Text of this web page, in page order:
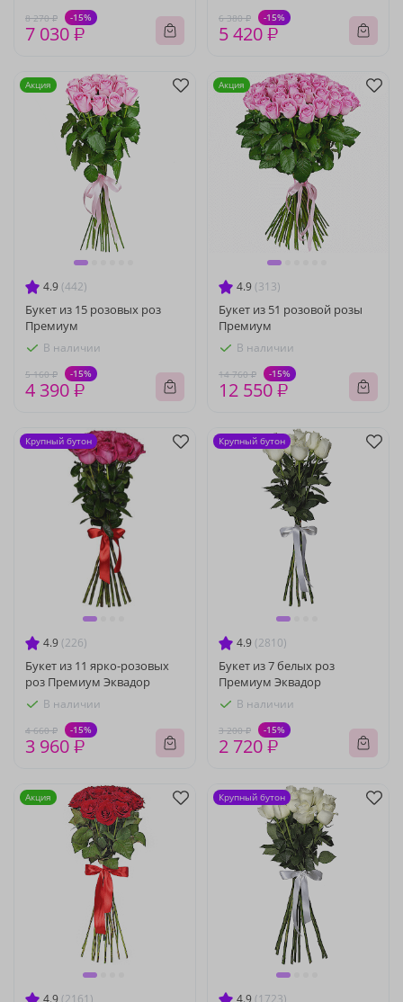
8 270 ₽ -15%
7 030 ₽
6 380 ₽ -15%
5 420 ₽
4.9 (442)
Букет из 15 розовых роз
Премиум
В наличии
5 160 ₽ -15%
4 390 ₽
Акция
4.9 (313)
Букет из 51 розовой розы
Премиум
В наличии
14 760 ₽ -15%
12 550 ₽
Акция
4.9 (226)
Букет из 11 ярко-розовых
роз Премиум Эквадор
В наличии
4 660 ₽ -15%
3 960 ₽
Крупный бутон
4.9 (2810)
Букет из 7 белых роз
Премиум Эквадор
В наличии
3 200 ₽ -15%
2 720 ₽
Крупный бутон
4.9 (2161)
Акция
4.9 (1723)
Крупный бутон